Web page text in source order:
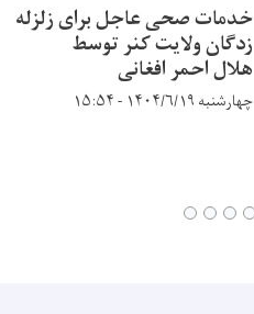
خدمات صحی عاجل برای زلزله
زدگان ولایت کنر توسط
هلال احمر افغانی
چهارشنبه ۱۴۰۴/۶/۱۹ - ۱۵:۵۴